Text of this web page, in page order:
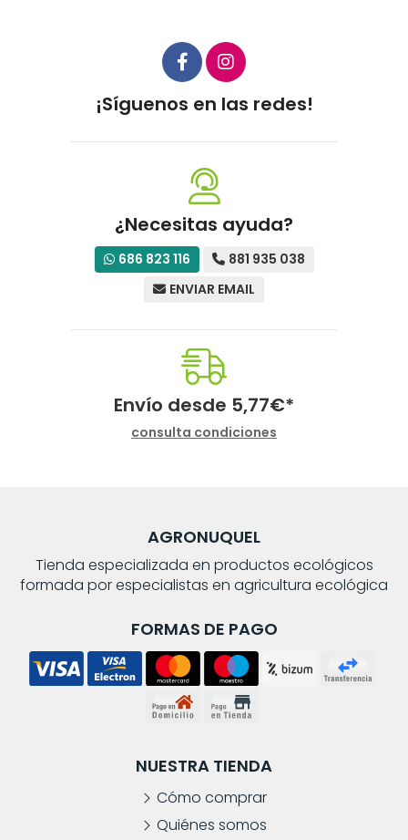
¡Síguenos en las redes!
¿Necesitas ayuda?
686 823 116
881 935 038
ENVIAR EMAIL
Envío desde 5,77€*
consulta condiciones
AGRONUQUEL
Tienda especializada en productos ecológicos
formada por especialistas en agricultura ecológica
FORMAS DE PAGO
NUESTRA TIENDA
Cómo comprar
Quiénes somos